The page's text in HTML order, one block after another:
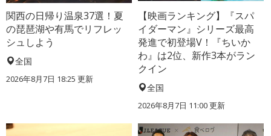
関西の日帰り温泉37選！夏
の琵琶湖や有馬でリフレッ
シュしよう
全国
2026年8月7日 18:25 更新
【映画ランキング】『スパ
イダーマン』シリーズ最高
発進で初登場V！『ちいか
わ』は2位、新作3本がラン
クイン
全国
2026年8月7日 11:00更新